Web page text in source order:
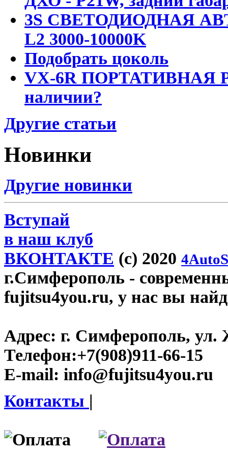
3S СВЕТОДИОДНАЯ
L2 3000-10000K
Подобрать цоколь
VX-6R ПОРТАТИВНАЯ
наличии?
Другие статьи
Новинки
Другие новинки
Вступай
в наш клуб
ВКОНТАКТЕ (c) 2020
г.Симферополь -
fujitsu4you.ru, у нас вы
Адрес: г. Симферополь, ул.
Телефон:+7(908)911-66-15
E-mail: info@fujitsu4you.ru
Контакты |